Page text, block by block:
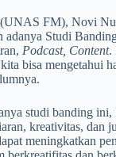
FM), Novi
adanya Studi
Podcast, Content.
kita bisa mengetahui
studi banding ini,
kreativitas, dan
meningkatkan